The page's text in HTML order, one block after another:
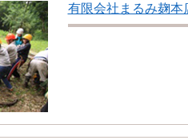
有限会社まるみ麹本